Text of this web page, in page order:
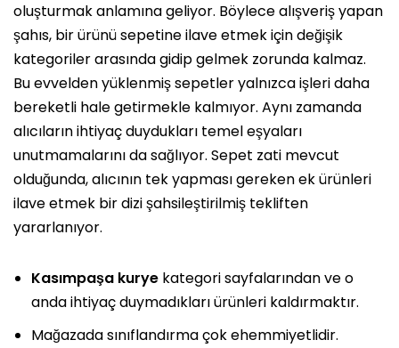
oluşturmak anlamına geliyor. Böylece alışveriş yapan
şahıs, bir ürünü sepetine ilave etmek için değişik
kategoriler arasında gidip gelmek zorunda kalmaz.
Bu evvelden yüklenmiş sepetler yalnızca işleri daha
bereketli hale getirmekle kalmıyor. Aynı zamanda
alıcıların ihtiyaç duydukları temel eşyaları
unutmamalarını da sağlıyor. Sepet zati mevcut
olduğunda, alıcının tek yapması gereken ek ürünleri
ilave etmek bir dizi şahsileştirilmiş tekliften
yararlanıyor.
Kasımpaşa kurye kategori sayfalarından ve o
anda ihtiyaç duymadıkları ürünleri kaldırmaktır.
Mağazada sınıflandırma çok ehemmiyetlidir.